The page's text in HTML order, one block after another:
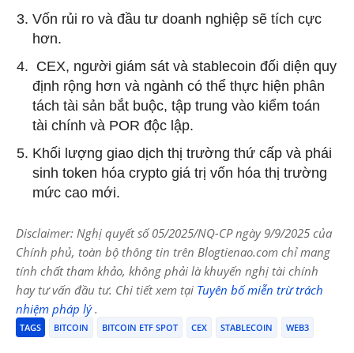
Vốn rủi ro và đầu tư doanh nghiệp sẽ tích cực
hơn.
CEX, người giám sát và stablecoin đối diện quy
định rộng hơn và ngành có thể thực hiện phân
tách tài sản bắt buộc, tập trung vào kiểm toán
tài chính và POR độc lập.
Khối lượng giao dịch thị trường thứ cấp và phái
sinh token hóa crypto giá trị vốn hóa thị trường
mức cao mới.
Disclaimer: Nghị quyết số 05/2025/NQ-CP ngày 9/9/2025 của
Chính phủ, toàn bộ thông tin trên Blogtienao.com chỉ mang
tính chất tham khảo, không phải là khuyến nghị tài chính
hay tư vấn đầu tư. Chi tiết xem tại Tuyên bố miễn trừ trách
nhiệm pháp lý.
TAGS BITCOIN BITCOIN ETF SPOT CEX STABLECOIN WEB3